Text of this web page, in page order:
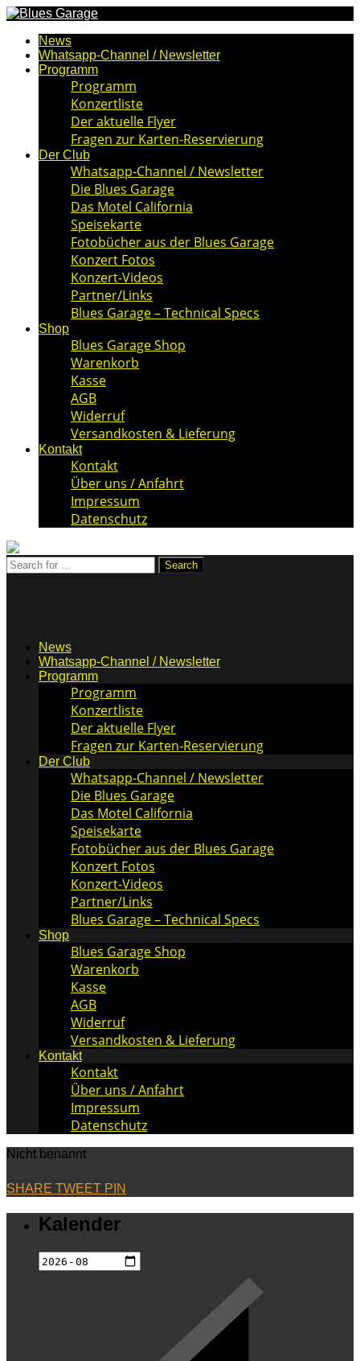
News
Whatsapp-Channel / Newsletter
Programm
Programm
Konzertliste
Der aktuelle Flyer
Fragen zur Karten-Reservierung
Der Club
Whatsapp-Channel / Newsletter
Die Blues Garage
Das Motel California
Speisekarte
Fotobücher aus der Blues Garage
Konzert Fotos
Konzert-Videos
Partner/Links
Blues Garage – Technical Specs
Shop
Blues Garage Shop
Warenkorb
Kasse
AGB
Widerruf
Versandkosten & Lieferung
Kontakt
Kontakt
Über uns / Anfahrt
Impressum
Datenschutz
News
Whatsapp-Channel / Newsletter
Programm
Programm
Konzertliste
Der aktuelle Flyer
Fragen zur Karten-Reservierung
Der Club
Whatsapp-Channel / Newsletter
Die Blues Garage
Das Motel California
Speisekarte
Fotobücher aus der Blues Garage
Konzert Fotos
Konzert-Videos
Partner/Links
Blues Garage – Technical Specs
Shop
Blues Garage Shop
Warenkorb
Kasse
AGB
Widerruf
Versandkosten & Lieferung
Kontakt
Kontakt
Über uns / Anfahrt
Impressum
Datenschutz
Nicht benannt
SHARE TWEET PIN
Kalender